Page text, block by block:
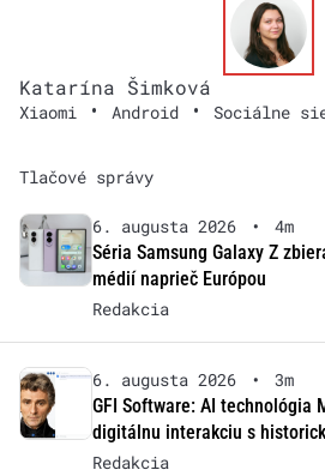
Katarína Šimková
Xiaomi • Android • Sociálne
Tlačové správy
6. augusta 2026 •
4m
Séria Samsung Galaxy Z
médií naprieč Európou
Redakcia
6. augusta 2026 •
3m
GFI Software: AI technológia
digitálnu interakciu s
Redakcia